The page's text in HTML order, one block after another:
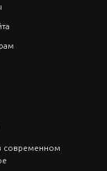
современном